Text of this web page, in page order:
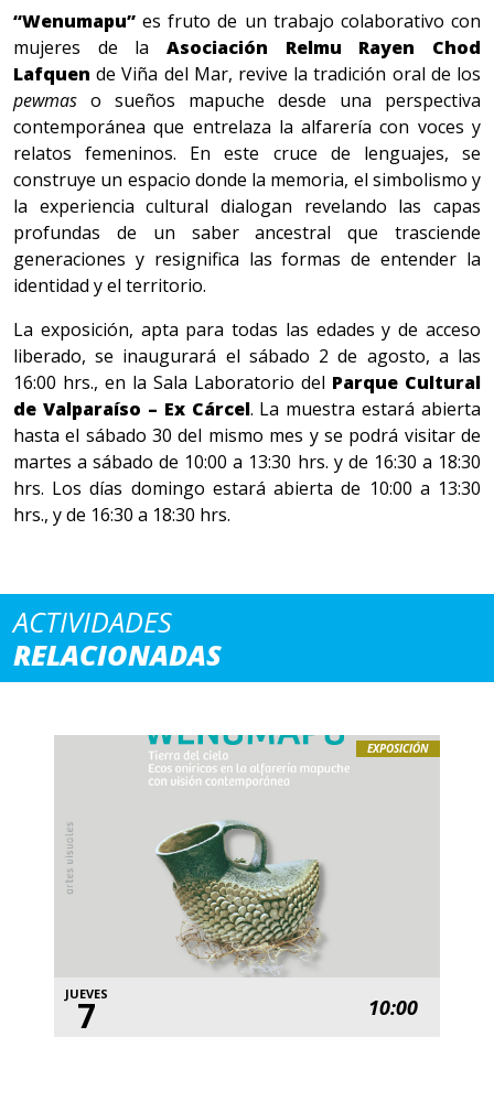
“Wenumapu” es fruto de un trabajo colaborativo con
mujeres de la Asociación Relmu Rayen Chod
Lafquen de Viña del Mar, revive la tradición oral de los
pewmas o sueños mapuche desde una perspectiva
contemporánea que entrelaza la alfarería con voces y
relatos femeninos. En este cruce de lenguajes, se
construye un espacio donde la memoria, el simbolismo y
la experiencia cultural dialogan revelando las capas
profundas de un saber ancestral que trasciende
generaciones y resignifica las formas de entender la
identidad y el territorio.
La exposición, apta para todas las edades y de acceso
liberado, se inaugurará el sábado 2 de agosto, a las
16:00 hrs., en la Sala Laboratorio del Parque Cultural
de Valparaíso – Ex Cárcel. La muestra estará abierta
hasta el sábado 30 del mismo mes y se podrá visitar de
martes a sábado de 10:00 a 13:30 hrs. y de 16:30 a 18:30
hrs. Los días domingo estará abierta de 10:00 a 13:30
hrs., y de 16:30 a 18:30 hrs.
ACTIVIDADES
RELACIONADAS
EXPOSICIÓN
JUEVES
7 10:00